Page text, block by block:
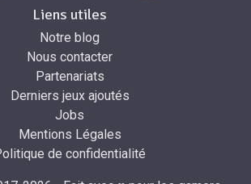
Liens utiles
Notre blog
Nous contacter
Partenariats
Derniers jeux ajoutés
Jobs
Mentions Légales
de confidentialité